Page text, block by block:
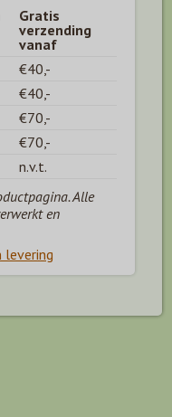
Gratis
verzending
vanaf
€40,-
€40,-
€70,-
€70,-
n.v.t.
Alle
en
levering